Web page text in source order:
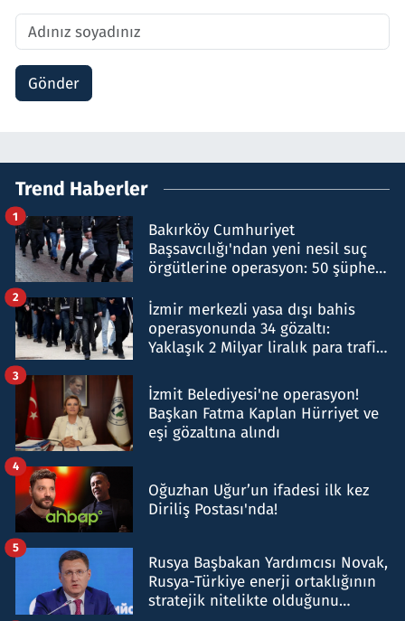
Gönder
Trend Haberler
Bakırköy Cumhuriyet
Başsavcılığı'ndan yeni nesil suç
örgütlerine operasyon: 50 şüpheli
1
İzmir merkezli yasa dışı bahis
operasyonunda 34 gözaltı:
Yaklaşık 2 Milyar liralık para trafiği
2
İzmit Belediyesi'ne operasyon!
Başkan Fatma Kaplan Hürriyet ve
eşi gözaltına alındı
3
Oğuzhan Uğur’un ifadesi ilk kez
Diriliş Postası'nda!
4
Rusya Başbakan Yardımcısı Novak,
Rusya-Türkiye enerji ortaklığının
stratejik nitelikte olduğunu
5